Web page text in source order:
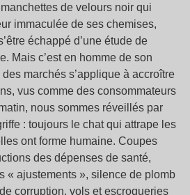
de velours noir qui
immaculée de ses chemises,
échappé d’une étude de
Mais c’est en homme de son
marchés s’applique à accroître
vus comme des consommateurs
nous sommes réveillés par
: toujours le chat qui attrape les
ont forme humaine. Coupes
des dépenses de santé,
« ajustements », silence de plomb
corruption, vols et escroqueries